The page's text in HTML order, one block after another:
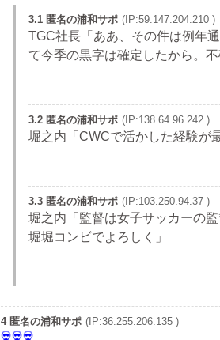
3.1 匿名の浦和サポ (IP:59.147.204.210 )
TGC社長「ああ、その件は例年
て今季の黒字は確定したから。
3.2 匿名の浦和サポ (IP:138.64.96.242 )
堀之内「CWCで活かした経験が
3.3 匿名の浦和サポ (IP:103.250.94.37 )
堀之内「監督は女子サッカーの
堀堀コンビでよろしく」
4 匿名の浦和サポ (IP:36.255.206.135 )